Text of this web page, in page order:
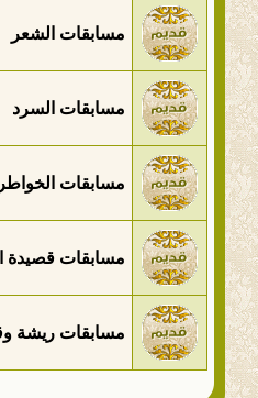
مسابقات الشعر
مسابقات السرد
مسابقات الخواطر
مسابقات قصيدة
مسابقات ريشة